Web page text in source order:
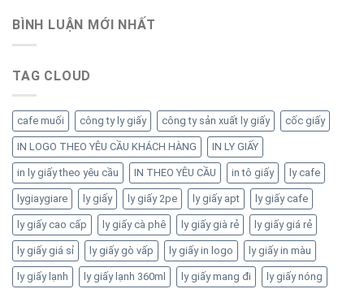
BÌNH LUẬN MỚI NHẤT
TAG CLOUD
cafe muối công ty ly giấy công ty sản xuất ly giấy cốc giấy
IN LOGO THEO YÊU CẦU KHÁCH HÀNG IN LY GIẤY
in ly giấy theo yêu cầu IN THEO YÊU CẦU in tô giấy ly cafe
lygiaygiare ly giấy ly giấy 2pe ly giấy apt ly giấy cafe
ly giấy cao cấp ly giấy cà phê ly giấy già rẻ ly giấy giá rẻ
ly giấy giá sỉ ly giấy gò vấp ly giấy in logo ly giấy in màu
ly giấy lạnh ly giấy lạnh 360ml ly giấy mang đi ly giấy nóng